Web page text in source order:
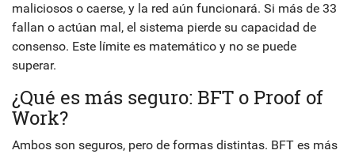
maliciosos o caerse, y la red aún funcionará. Si más de 33
fallan o actúan mal, el sistema pierde su capacidad de
consenso. Este límite es matemático y no se puede
superar.
¿Qué es más seguro: BFT o Proof of
Work?
Ambos son seguros, pero de formas distintas. BFT es más